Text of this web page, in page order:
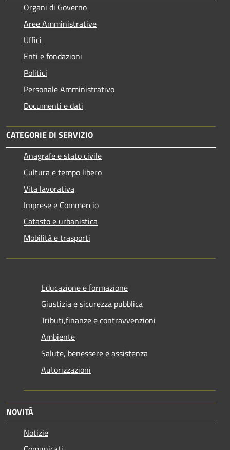
Organi di Governo
Aree Amministrative
Uffici
Enti e fondazioni
Politici
Personale Amministrativo
Documenti e dati
CATEGORIE DI SERVIZIO
Anagrafe e stato civile
Cultura e tempo libero
Vita lavorativa
Imprese e Commercio
Catasto e urbanistica
Mobilità e trasporti
Educazione e formazione
Giustizia e sicurezza pubblica
Tributi,finanze e contravvenzioni
Ambiente
Salute, benessere e assistenza
Autorizzazioni
NOVITÀ
Notizie